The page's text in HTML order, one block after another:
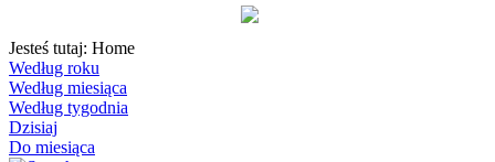
Jesteś tutaj: Home
Według roku
Według miesiąca
Według tygodnia
Dzisiaj
Do miesiąca